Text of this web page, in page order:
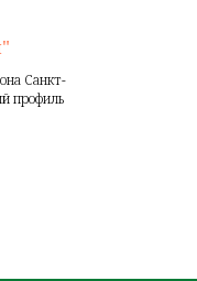
Санкт-
профиль